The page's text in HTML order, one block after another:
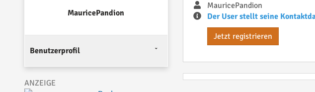
MauricePandion
Der User stellt seine
Jetzt registrieren
MauricePandion
Benutzerprofil